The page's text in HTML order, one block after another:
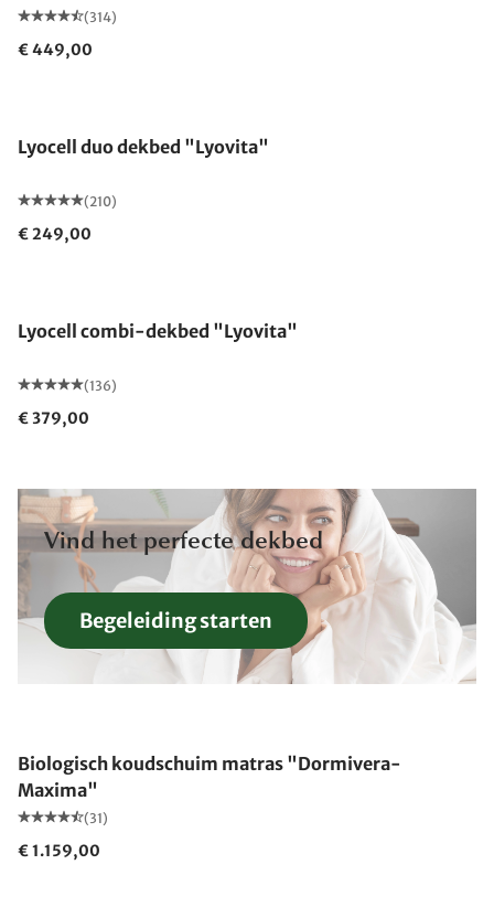
(314)
€ 449,00
Lyocell duo dekbed "Lyovita"
(210)
€ 249,00
Lyocell combi-dekbed "Lyovita"
(136)
€ 379,00
Vind het perfecte dekbed
Begeleiding starten
Biologisch koudschuim matras "Dormivera-
Maxima"
(31)
€ 1.159,00